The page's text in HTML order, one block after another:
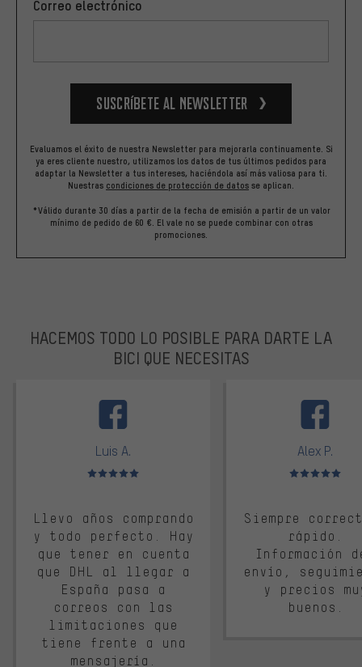
Correo electrónico
Suscríbete al newsletter
Evaluamos el éxito de nuestra Newsletter para mejorarla continuamente. Si
ya eres cliente nuestro, utilizamos los datos de tus últimos pedidos para
adaptar la Newsletter a tus intereses, haciéndola así más valiosa para ti.
Nuestras condiciones de protección de datos se aplican.
*Válido durante 30 días a partir de la fecha de emisión a partir de un valor
mínimo de pedido de 60 €. El vale no se puede combinar con otras
promociones.
HACEMOS TODO LO POSIBLE PARA DARTE LA
BICI QUE NECESITAS
Luis A.
Valoración media: 5 de 5
Llevo años comprando
y todo perfecto. Hay
que tener en cuenta
que DHL al llegar a
España pasa a
correos con las
limitaciones que
tiene frente a una
mensajería.
Alex P.
Valoración
Siempre
rápido.
Información
envío,
y precios
buenos.